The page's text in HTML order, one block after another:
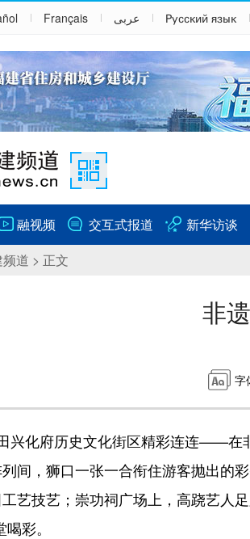
Français عربى Русский язык
融视频 交互式报道 新华访谈
道 > 正文
非
字
化府历史文化街区精彩连连——在
间，狮口一张一合衔住游客抛出的
艺技艺；崇功祠广场上，高跷艺人
彩。